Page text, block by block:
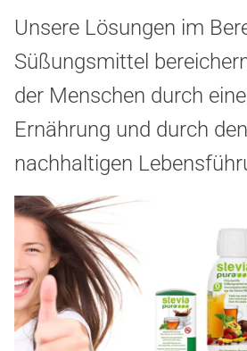
Unsere Lösungen im
Süßungsmittel
der Menschen durch
Ernährung und durch
nachhaltigen